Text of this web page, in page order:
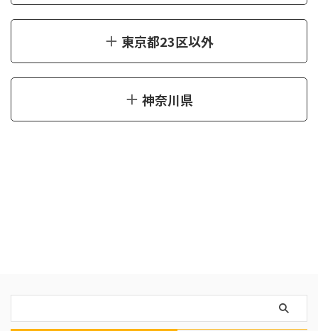
東京都23区以外
神奈川県